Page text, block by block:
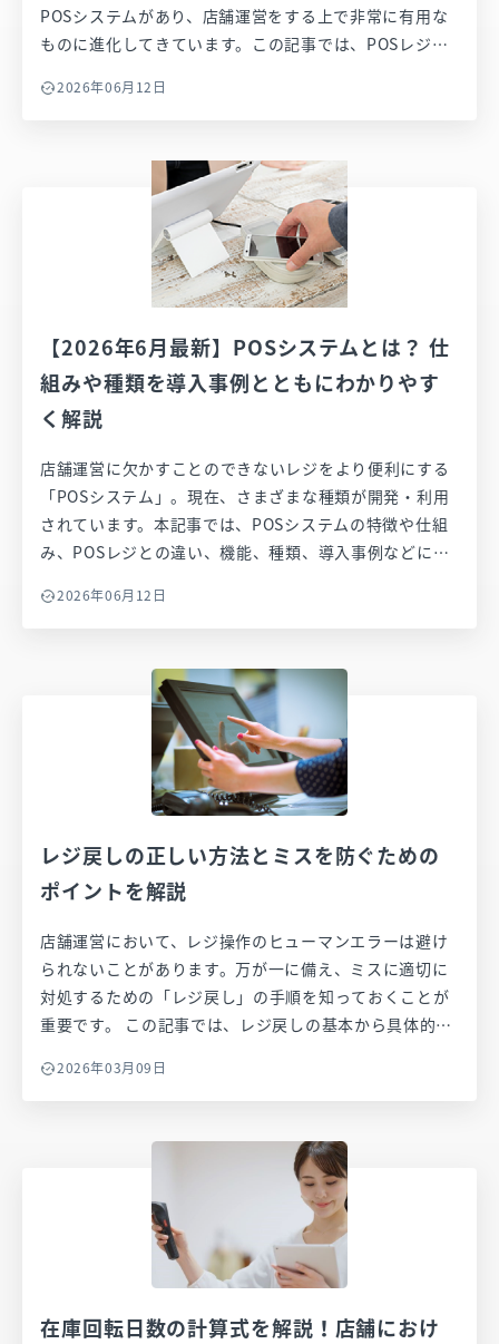
POSシステムがあり、店舗運営をする上で非常に有用な
ものに進化してきています。この記事では、POSレジの
応したサービスを紹介します。
2026年06月12日
【2026年6月最新】POSシステムとは？ 仕
組みや種類を導入事例とともにわかりやす
く解説
店舗運営に欠かすことのできないレジをより便利にする
「POSシステム」。現在、さまざまな種類が開発・利用
されています。本記事では、POSシステムの特徴や仕組
み、POSレジとの違い、機能、種類、導入事例などにつ
2026年06月12日
レジ戻しの正しい方法とミスを防ぐための
ポイントを解説
店舗運営において、レジ操作のヒューマンエラーは避け
られないことがあります。万が一に備え、ミスに適切に
対処するための「レジ戻し」の手順を知っておくことが
重要です。 この記事では、レジ戻しの基本から具体的な
します。また、POSレジを活用することで、どのように
店舗運営の効率化と顧客満足度の向上に役立てて下さ
2026年03月09日
在庫回転日数の計算式を解説！店舗におけ